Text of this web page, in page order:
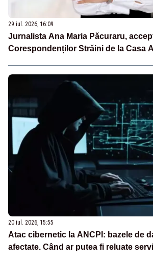
29 iul. 2026, 16:09
Jurnalista Ana Maria Păcuraru,
Corespondenților Străini de la Casa
20 iul. 2026, 15:55
Atac cibernetic la ANCPI: bazele de
afectate. Când ar putea fi reluate